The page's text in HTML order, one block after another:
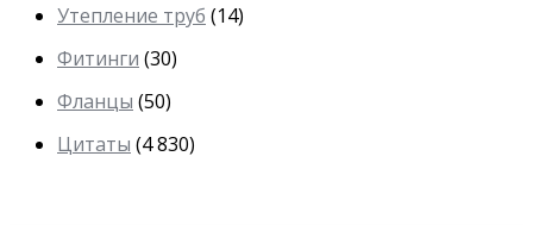
Утепление труб (14)
Фитинги (30)
Фланцы (50)
Цитаты (4 830)